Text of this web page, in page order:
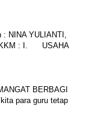
: NINA YULIANTI,
: I. USAHA
BERBAGI
para guru tetap